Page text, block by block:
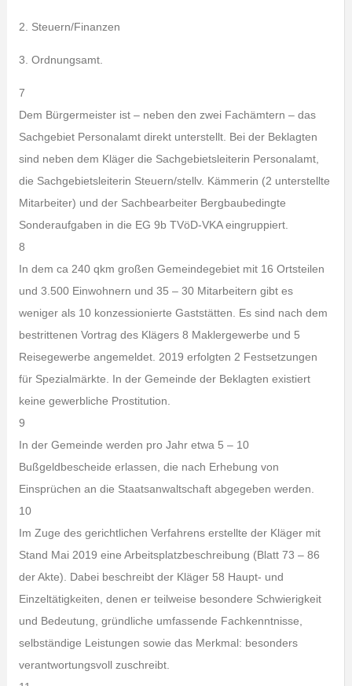
2. Steuern/Finanzen
3. Ordnungsamt.
7
Dem Bürgermeister ist – neben den zwei Fachämtern – das
Sachgebiet Personalamt direkt unterstellt. Bei der Beklagten
sind neben dem Kläger die Sachgebietsleiterin Personalamt,
die Sachgebietsleiterin Steuern/stellv. Kämmerin (2 unterstellte
Mitarbeiter) und der Sachbearbeiter Bergbaubedingte
Sonderaufgaben in die EG 9b TVöD-VKA eingruppiert.
8
In dem ca 240 qkm großen Gemeindegebiet mit 16 Ortsteilen
und 3.500 Einwohnern und 35 – 30 Mitarbeitern gibt es
weniger als 10 konzessionierte Gaststätten. Es sind nach dem
bestrittenen Vortrag des Klägers 8 Maklergewerbe und 5
Reisegewerbe angemeldet. 2019 erfolgten 2 Festsetzungen
für Spezialmärkte. In der Gemeinde der Beklagten existiert
keine gewerbliche Prostitution.
9
In der Gemeinde werden pro Jahr etwa 5 – 10
Bußgeldbescheide erlassen, die nach Erhebung von
Einsprüchen an die Staatsanwaltschaft abgegeben werden.
10
Im Zuge des gerichtlichen Verfahrens erstellte der Kläger mit
Stand Mai 2019 eine Arbeitsplatzbeschreibung (Blatt 73 – 86
der Akte). Dabei beschreibt der Kläger 58 Haupt- und
Einzeltätigkeiten, denen er teilweise besondere Schwierigkeit
und Bedeutung, gründliche umfassende Fachkenntnisse,
selbständige Leistungen sowie das Merkmal: besonders
verantwortungsvoll zuschreibt.